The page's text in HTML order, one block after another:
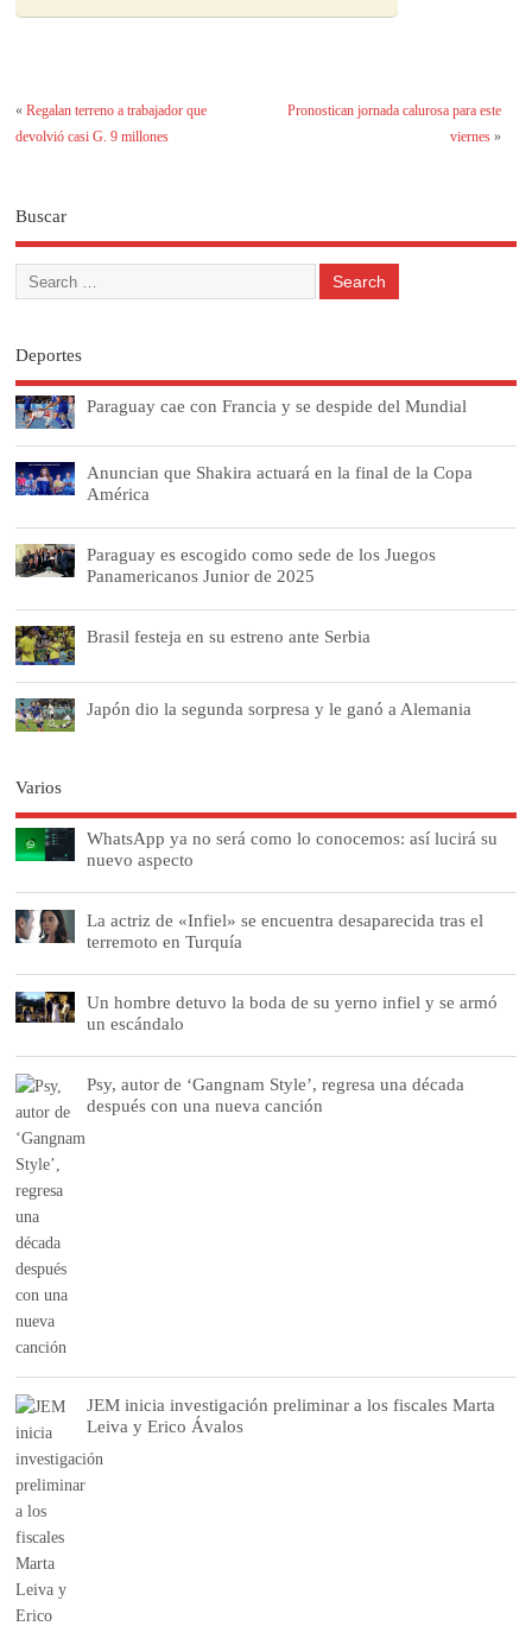
«Regalan terreno a trabajador que
devolvió casi G. 9 millones
Pronostican jornada calurosa para este
viernes»
Buscar
Deportes
Paraguay cae con Francia y se despide del Mundial
Anuncian que Shakira actuará en la final de la Copa
América
Paraguay es escogido como sede de los Juegos
Panamericanos Junior de 2025
Brasil festeja en su estreno ante Serbia
Japón dio la segunda sorpresa y le ganó a Alemania
Varios
WhatsApp ya no será como lo conocemos: así lucirá su
nuevo aspecto
La actriz de «Infiel» se encuentra desaparecida tras el
terremoto en Turquía
Un hombre detuvo la boda de su yerno infiel y se armó
un escándalo
Psy, autor de ‘Gangnam Style’, regresa una década
después con una nueva canción
JEM inicia investigación preliminar a los fiscales Marta
Leiva y Erico Ávalos